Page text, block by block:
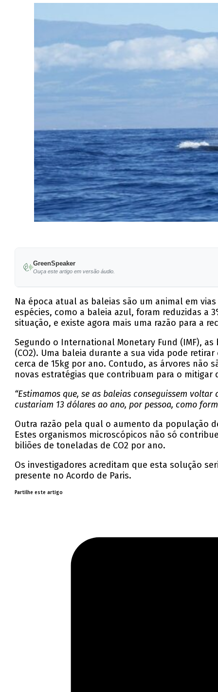
GreenSpeaker
Ouça este artigo em versão áudio.
Na época atual as baleias são um animal em
espécies, como a baleia azul, foram reduzidas a
situação, e existe agora mais uma razão para a
Segundo o International Monetary Fund (IMF),
(CO2). Uma baleia durante a sua vida pode
cerca de 15kg por ano. Contudo, as árvores
novas estratégias que contribuam para o
“Estimamos que, se as baleias conseguissem
custariam 13 dólares ao ano, por pessoa, como
Outra razão pela qual o aumento da população
Estes organismos microscópicos não só
biliões de toneladas de CO2 por ano.
Os investigadores acreditam que esta solução
presente no Acordo de Paris.
Partilhe este artigo